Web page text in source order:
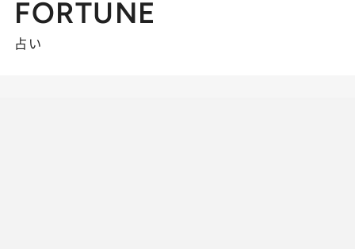
FORTUNE
占い